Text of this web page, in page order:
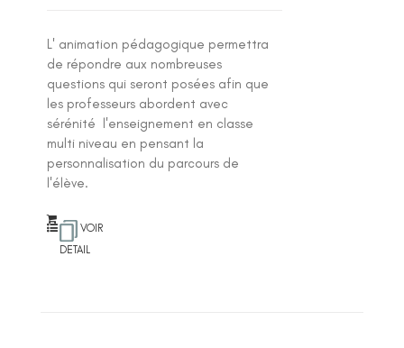
L' animation pédagogique permettra
de répondre aux nombreuses
questions qui seront posées afin que
les professeurs abordent avec
sérénité l'enseignement en classe
multi niveau en pensant la
personnalisation du parcours de
l'élève.
VOIR
DETAIL